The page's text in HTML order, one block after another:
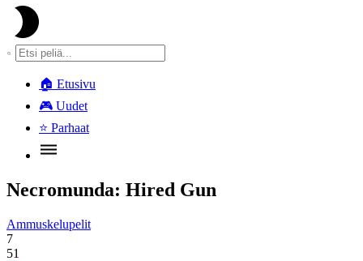
🏠 Etusivu
🎮 Uudet
⭐ Parhaat
Necromunda: Hired Gun
Ammuskelupelit
7
51